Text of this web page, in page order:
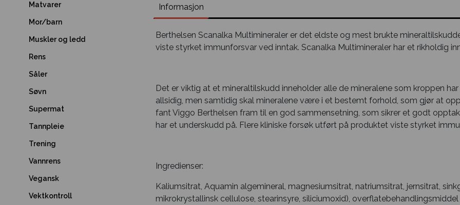
Matvarer
Mor/barn
Muskler og ledd
Rens
Såler
Søvn
Supermat
Tannpleie
Trening
Vannrens
Vegansk
Vektkontroll
Informasjon
Berthelsen Scanalka Multimineraler er det eldste og mest brukte
viste styrket immunforsvar ved inntak. Scanalka Multimineraler har et rikholdig
Det er viktig at et mineraltilskudd inneholder alle de mineralene som kroppen
allsidig, men samtidig skal mineralene være i et bestemt forhold, som gjør at
fant Viggo Berthelsen fram til en god sammensetning, som sikrer et godt
har et underskudd på. Flere kliniske forsøk utført på produktet viste styrket
Ingredienser:
Kaliumsitrat, Aquamin algemineral, magnesiumsitrat, natriumsitrat, jernsitrat,
mikrokrystallinsk cellulose, stearinsyre, siliciumoxid),